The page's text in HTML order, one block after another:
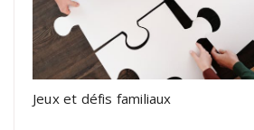
Jeux et défis familiaux